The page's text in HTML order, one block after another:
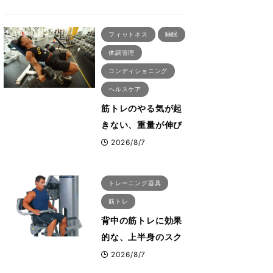
る「回復習慣」
フィットネス 睡眠
体調管理
コンディショニング
ヘルスケア
筋トレのやる気が起
きない、重量が伸び
ない ボディビル世
える食事・睡眠・呼
吸の整え方
2026/8/7
トレーニング器具
筋トレ
背中の筋トレに効果
的な、上半身のスク
ワットとも言われた
2026/8/7